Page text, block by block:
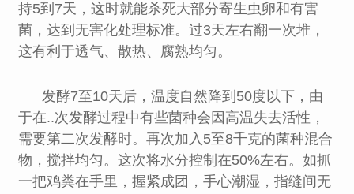
持5到7天，这时就能杀死大部分寄生虫卵和有害
菌，达到无害化处理标准。过3天左右翻一次堆，
这有利于透气、散热、腐熟均匀。
发酵7至10天后，温度自然降到50度以下，由
于在..次发酵过程中有些菌种会因高温失去活性，
需要第二次发酵时。再次加入5至8千克的菌种混合
物，搅拌均匀。这次将水分控制在50%左右。如抓
一把鸡粪在手里，握紧成团，手心潮湿，指缝间无